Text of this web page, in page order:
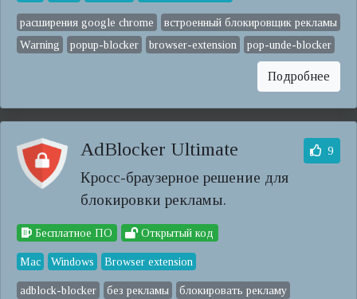
расширения google chrome
встроенный блокировщик рекламы
Warning
popup-blocker browser-extension pop-unde-blocker
Подробнее
AdBlocker Ultimate
Кросс-браузерное решение для
блокировки рекламы.
9
Бесплатное ПО Открытый код
Mac Windows Browser extension
adblock-blocker без рекламы блокировать рекламу